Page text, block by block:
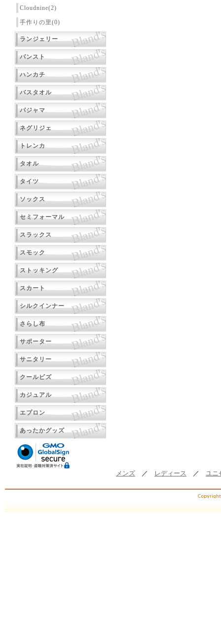
Cloudnine(2)
手作りの里(0)
ランジェリー
パンスト
ハンカチ
バスタオル
パジャマ
ネグリジェ
トレンカ
タオル
タイツ
ソックス
セミフォーマル
スラックス
スモック
ストッキング
スカート
シルクインナー
さらし布
サポーター
サニタリー
クールビズ
カジュアル
エプロン
あったかグッズ
メンズ ／ レディース ／ ユニ